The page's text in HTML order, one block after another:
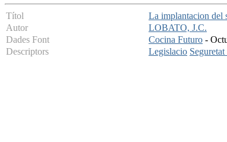
Títol
La implantacion del
Autor
LOBATO, J.C.
Dades Font
Cocina Futuro -
Descriptors
Legislacio